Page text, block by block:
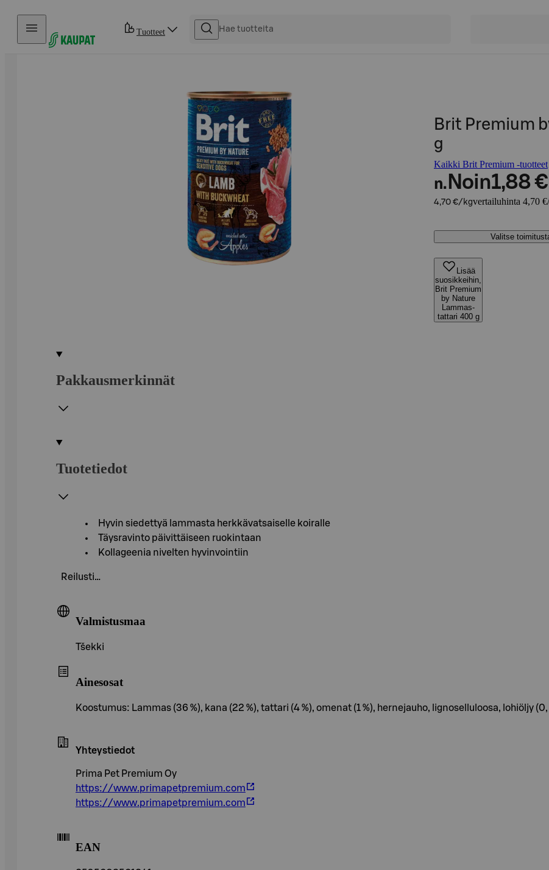
Hyppää sisältöön
Tuotteet
Brit Premium
g
Kaikki Brit Premium -tuotteet
n. Noin1,88 €
4,70 €/kgvertailuhinta 4,70
Valitse
Lisää
suosikkeihin,
Brit Premium
by Nature
Lammas-
tattari 400 g
Pakkausmerkinnät
Tuotetiedot
Hyvin siedettyä lammasta herkkävatsaiselle koiralle
Täysravinto päivittäiseen ruokintaan
Kollageenia nivelten hyvinvointiin
Reilusti…
Valmistusmaa
Tšekki
Ainesosat
Koostumus: Lammas (36 %), kana (22 %), tattari (4 %), omenat (1 %), hernejauho, lignoselluloosa, lohiöljy (0,
Yhteystiedot
Prima Pet Premium Oy
https://www.primapetpremium.com
https://www.primapetpremium.com
EAN